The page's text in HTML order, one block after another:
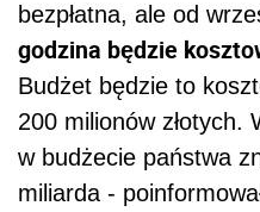
bezpłatna, ale od
godzina będzie
Budżet będzie to
200 milionów złotych.
w budżecie państwa
miliarda -